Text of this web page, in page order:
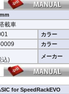
載車
カラー
カラー
込) メーカー
for SpeedRackEVO